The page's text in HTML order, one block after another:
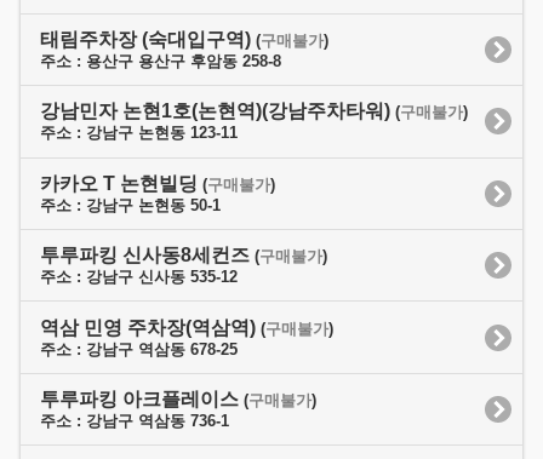
태림주차장 (숙대입구역) (구매불가)
주소 : 용산구 용산구 후암동 258-8
강남민자 논현1호(논현역)(강남주차타워) (구매불가)
주소 : 강남구 논현동 123-11
카카오 T 논현빌딩 (구매불가)
주소 : 강남구 논현동 50-1
투루파킹 신사동8세컨즈 (구매불가)
주소 : 강남구 신사동 535-12
역삼 민영 주차장(역삼역) (구매불가)
주소 : 강남구 역삼동 678-25
투루파킹 아크플레이스 (구매불가)
주소 : 강남구 역삼동 736-1